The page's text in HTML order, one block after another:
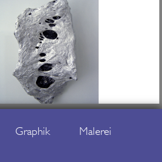
Graphik Malerei